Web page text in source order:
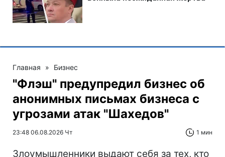
Главная » Бизнес
"Флэш" предупредил бизнес об
анонимных письмах бизнеса с
угрозами атак "Шахедов"
23:48 06.08.2026 Чт 1 мин
Злоумышленники выдают себя за тех, кто